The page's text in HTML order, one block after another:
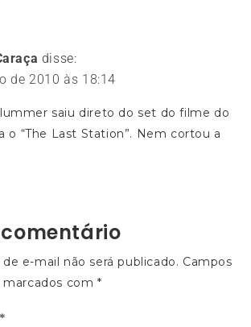
disse:
de 2010 às 18:14
saiu direto do set do filme do
o “The Last Station”. Nem cortou a
comentário
e-mail não será publicado. Campos
marcados com*
*